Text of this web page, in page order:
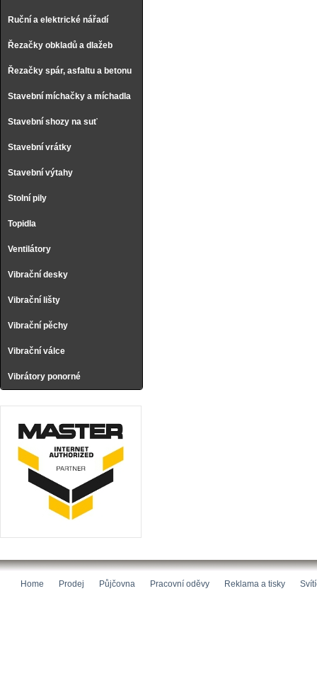
Ruční a elektrické nářadí
Řezačky obkladů a dlažeb
Řezačky spár, asfaltu a betonu
Stavební míchačky a míchadla
Stavební shozy na suť
Stavební vrátky
Stavební výtahy
Stolní pily
Topidla
Ventilátory
Vibrační desky
Vibrační lišty
Vibrační pěchy
Vibrační válce
Vibrátory ponorné
Home Prodej Půjčovna Pracovní oděvy Reklama a tisky